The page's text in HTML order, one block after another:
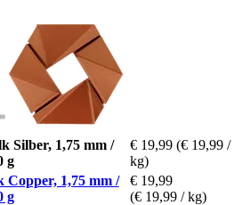
Silber, 1,75 mm /
g
€ 19,99 (€ 19,99 /
kg)
1,75 mm /
g
€ 19,99
(€ 19,99 / kg)